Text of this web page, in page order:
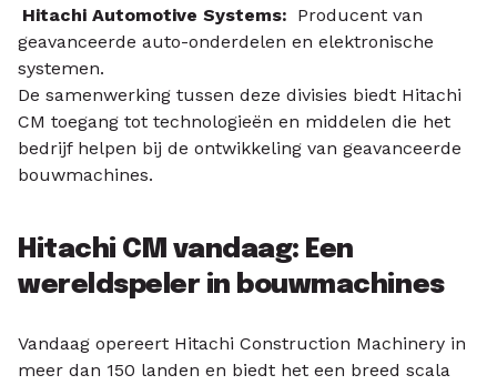
Hitachi Automotive Systems: Producent van
geavanceerde auto-onderdelen en elektronische
systemen.
De samenwerking tussen deze divisies biedt Hitachi
CM toegang tot technologieën en middelen die het
bedrijf helpen bij de ontwikkeling van geavanceerde
bouwmachines.
Hitachi CM vandaag: Een
wereldspeler in bouwmachines
Vandaag opereert Hitachi Construction Machinery in
meer dan 150 landen en biedt het een breed scala